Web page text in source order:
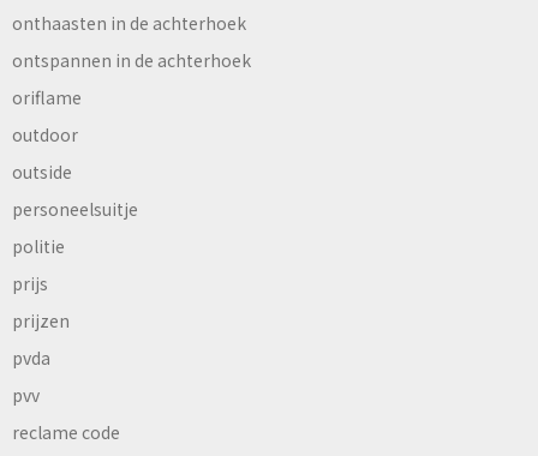
onthaasten in de achterhoek
ontspannen in de achterhoek
oriflame
outdoor
outside
personeelsuitje
politie
prijs
prijzen
pvda
pvv
reclame code